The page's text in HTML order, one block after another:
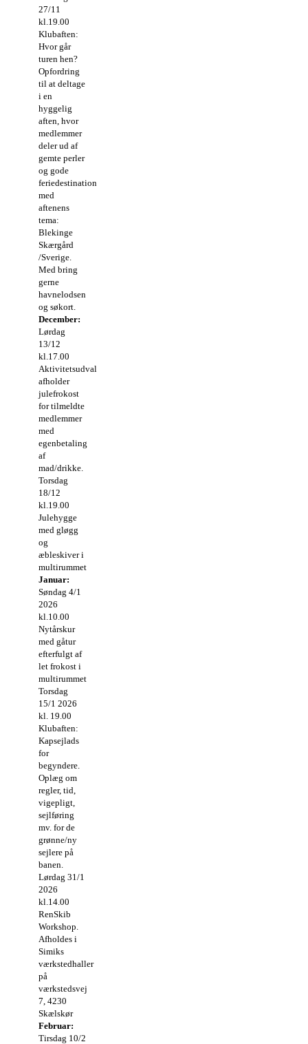
27/11
kl.19.00
Klubaften:
Hvor går
turen hen?
Opfordring
til at deltage
i en
hyggelig
aften, hvor
medlemmer
deler ud af
gemte perler
og gode
feriedestinationer
med
aftenens
tema:
Blekinge
Skærgård
/Sverige.
Med bring
gerne
havnelodsen
og søkort.
December:
Lørdag
13/12
kl.17.00
Aktivitetsudvalget
afholder
julefrokost
for tilmeldte
medlemmer
med
egenbetaling
af
mad/drikke.
Torsdag
18/12
kl.19.00
Julehygge
med gløgg
og
æbleskiver i
multirummet
Januar:
Søndag 4/1
2026
kl.10.00
Nytårskur
med gåtur
efterfulgt af
let frokost i
multirummet
Torsdag
15/1 2026
kl. 19.00
Klubaften:
Kapsejlads
for
begyndere.
Oplæg om
regler, tid,
vigepligt,
sejlføring
mv. for de
grønne/ny
sejlere på
banen.
Lørdag 31/1
2026
kl.14.00
RenSkib
Workshop.
Afholdes i
Simiks
værkstedhaller
på
værkstedsvej
7, 4230
Skælskør
Februar:
Tirsdag 10/2